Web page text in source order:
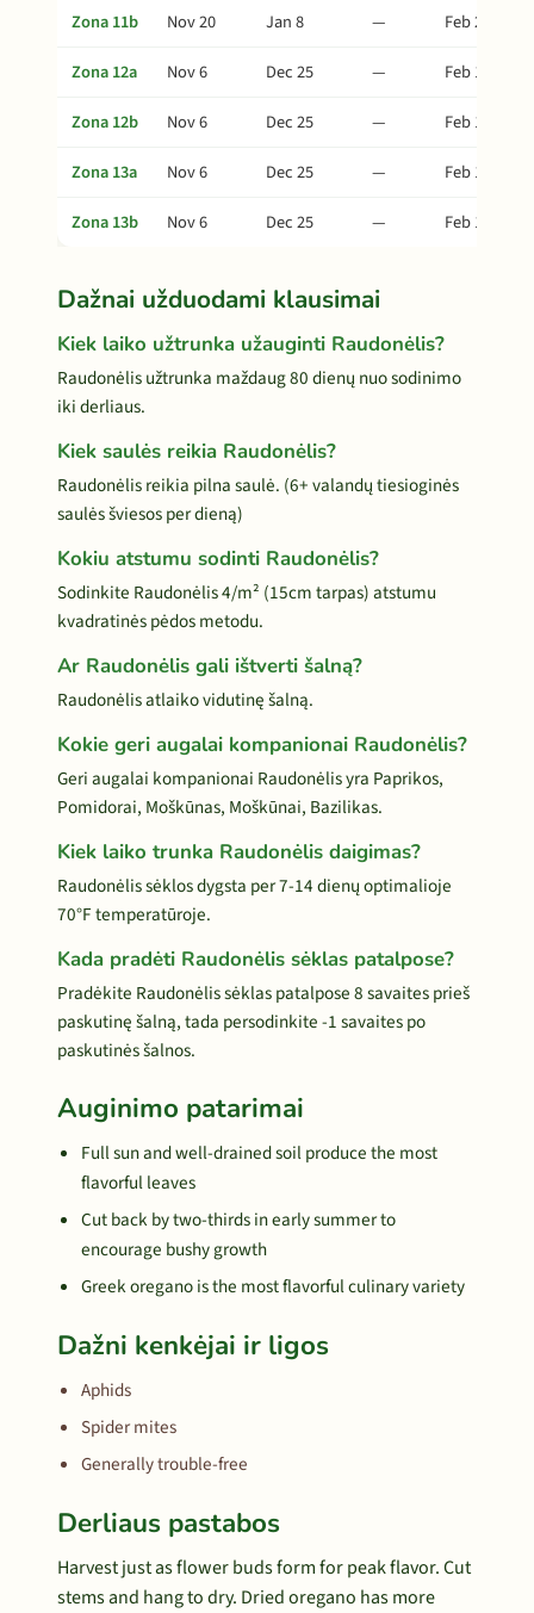
Zona 11b Nov 20 Jan 8 —
Feb 27
Zona 12a
Nov 6 Dec 25 —
Feb 13
Zona 12b
Nov 6 Dec 25 —
Feb 13
Zona 13a
Nov 6 Dec 25 —
Feb 13
Zona 13b
Nov 6 Dec 25 — Feb 13
Dažnai užduodami klausimai
Kiek laiko užtrunka užauginti Raudonėlis?
Raudonėlis užtrunka maždaug 80 dienų nuo sodinimo
iki derliaus.
Kiek saulės reikia Raudonėlis?
Raudonėlis reikia pilna saulė. (6+ valandų tiesioginės
saulės šviesos per dieną)
Kokiu atstumu sodinti Raudonėlis?
Sodinkite Raudonėlis 4/m² (15cm tarpas) atstumu
kvadratinės pėdos metodu.
Ar Raudonėlis gali ištverti šalną?
Raudonėlis atlaiko vidutinę šalną.
Kokie geri augalai kompanionai Raudonėlis?
Geri augalai kompanionai Raudonėlis yra Paprikos,
Pomidorai, Moškūnas, Moškūnai, Bazilikas.
Kiek laiko trunka Raudonėlis daigimas?
Raudonėlis sėklos dygsta per 7-14 dienų optimalioje
70°F temperatūroje.
Kada pradėti Raudonėlis sėklas patalpose?
Pradėkite Raudonėlis sėklas patalpose 8 savaites prieš
paskutinę šalną, tada persodinkite -1 savaites po
paskutinės šalnos.
Auginimo patarimai
Full sun and well-drained soil produce the most
flavorful leaves
Cut back by two-thirds in early summer to
encourage bushy growth
Greek oregano is the most flavorful culinary variety
Dažni kenkėjai ir ligos
Aphids
Spider mites
Generally trouble-free
Derliaus pastabos
Harvest just as flower buds form for peak flavor. Cut
stems and hang to dry. Dried oregano has more